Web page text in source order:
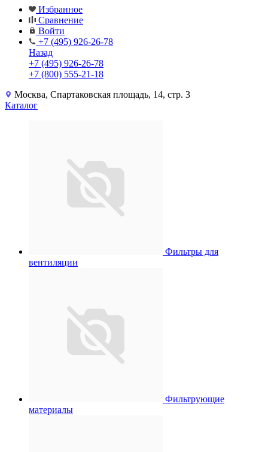
Избранное
Сравнение
Войти
+7 (495) 926-26-78
Назад
+7 (495) 926-26-78
+7 (800) 555-21-18
Москва, Спартаковская площадь, 14, стр. 3
Каталог
Фильтры для
вентиляции
Фильтрующие
материалы